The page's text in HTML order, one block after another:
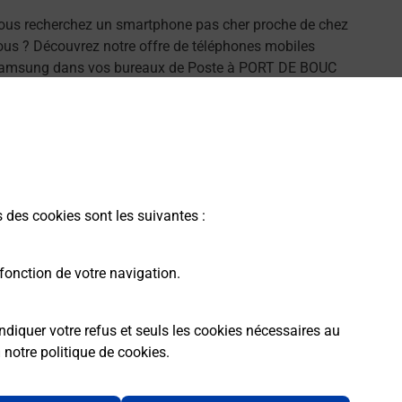
cookies sont les suivantes :
de votre navigation.
votre refus et seuls les cookies nécessaires au
notre politique de cookies.
recherchez un smartphone pas cher proche de chez
? Découvrez notre offre de téléphones mobiles
dans vos bureaux de Poste à PORT DE BOUC